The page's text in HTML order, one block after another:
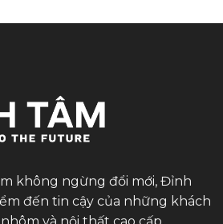
không ngừng đổi mới, Đỉnh
đến tin cậy của những khách